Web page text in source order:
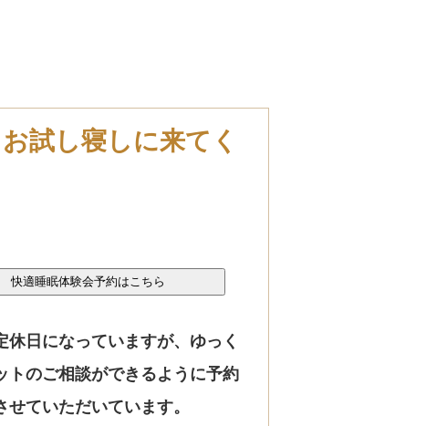
試し寝しに来てく
休日になっていますが、ゆっく
トのご相談ができるように予約
せていただいています。